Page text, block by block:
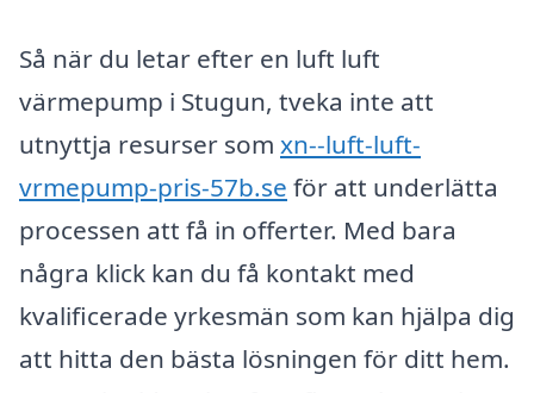
Så när du letar efter en luft luft
värmepump i Stugun, tveka inte att
utnyttja resurser som xn--luft-luft-
vrmepump-pris-57b.se för att underlätta
processen att få in offerter. Med bara
några klick kan du få kontakt med
kvalificerade yrkesmän som kan hjälpa dig
att hitta den bästa lösningen för ditt hem.